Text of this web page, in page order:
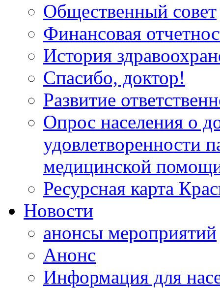
Общественный совет
Финансовая
История
Спасибо, доктор!
Развитие
Опрос населения о
удовлетворенности
медицинской
Ресурсная карта
Новости
анонсы мероприятий
Анонс
Информация для